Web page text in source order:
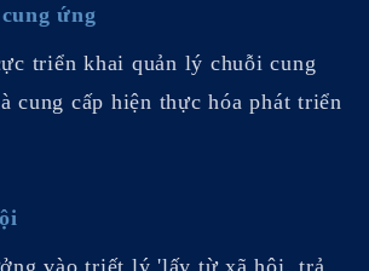
ứng
triển khai quản lý chuỗi cung
cung cấp hiện thực hóa phát triển
vào triết lý 'lấy từ xã hội, trả